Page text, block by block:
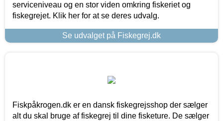
serviceniveau og en stor viden omkring fiskeriet og
fiskegrejet. Klik her for at se deres udvalg.
Se udvalget på Fiskegrej.dk
Fiskpåkrogen.dk er en dansk fiskegrejsshop der sælger
alt du skal bruge af fiskegrej til dine fisketure. De sælger